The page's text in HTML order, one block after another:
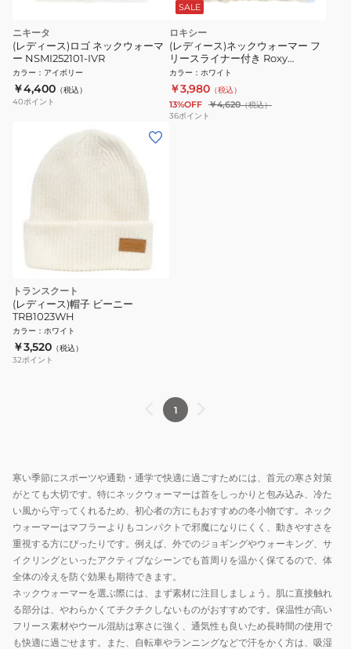
ニキータ
(レディース)ロゴ ネックウォーマ
ー NSMI252101-IVR
カラー ： アイボリー
￥4,400 （税込）
40ポイント
SALE
ロキシー
(レディース)ネックウォーマー フ
リースライナー付き Roxy
WINTER COLLAR
25SNERJAA04294TDQ0
カラー ： ホワイト
￥3,980 （税込）
13%OFF ￥4,620（税込）
36ポイント
トランスクート
(レディース)帽子 ビーニー
TRB1023WH
カラー ： ホワイト
￥3,520 （税込）
32ポイント
1
寒い季節にスポーツや通勤・通学で快適に過ごすためには、首元の寒さ対策
がとても大切です。特にネックウォーマーは首をしっかりと包み込み、冷た
い風から守ってくれるため、初心者の方にもおすすめの冬小物です。ネック
ウォーマーはマフラーよりもコンパクトで邪魔になりにくく、動きやすさを
重視する方にぴったりです。例えば、外でのジョギングやウォーキング、サ
イクリングといったアクティブなシーンでも首周りを温かく保てるので、体
全体の冷えを防ぐ効果も期待できます。
ネックウォーマーを選ぶ際には、まず素材に注目しましょう。肌に直接触れ
る部分は、やわらかくてチクチクしないものがおすすめです。保温性が高い
フリース素材やウール混紡は寒さに強く、通気性も良いため長時間の使用で
も快適に過ごせます。また、自転車やランニングなどで汗をかく方は、吸湿